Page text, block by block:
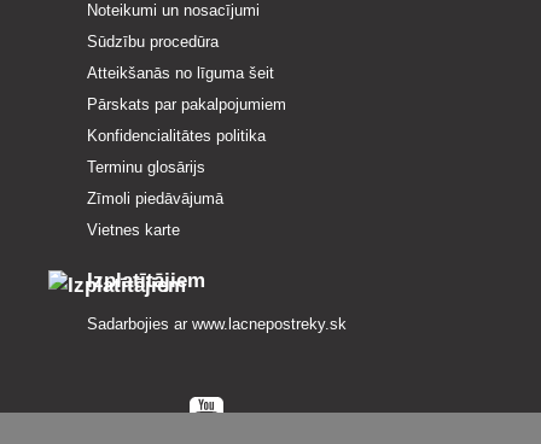
Noteikumi un nosacījumi
Sūdzību procedūra
Atteikšanās no līguma šeit
Pārskats par pakalpojumiem
Konfidencialitātes politika
Terminu glosārijs
Zīmoli piedāvājumā
Vietnes karte
Izplatītājiem
Sadarbojies ar www.lacnepostreky.sk